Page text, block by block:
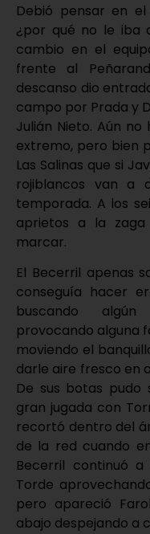
Debió pensar en
¿por qué no le iba
cambio en el
frente al
descanso dio
campo por Prada y
Julián Nieto. Aún
extremo, pero bien
Las Salinas que si
rojiblancos van a
temporada. A los
aprietos a la
marcar.
El Becerril apenas
conseguía hacer
buscando
provocando alguna
moviendo el
darle aire fresco en
De sus botas
gran jugada con
recortó dentro del
de la red cuando
Becerril continuó
Torde
pero apareció
abajo despejando a